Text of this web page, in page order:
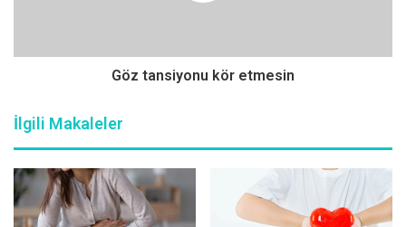
metastaz adı verilen yeni kanser odakları oluşturduğunu
görülmemesi gibi etmenler hastalığın evresini ortaya
ayrıldığını anlatan Prof. Dr. Murat Gönenç, evre
belirlemenin tedavi yöntemlerini seçme ve bu yöntemlerin
Göz tansiyonu kör etmesin
İlgili Makaleler